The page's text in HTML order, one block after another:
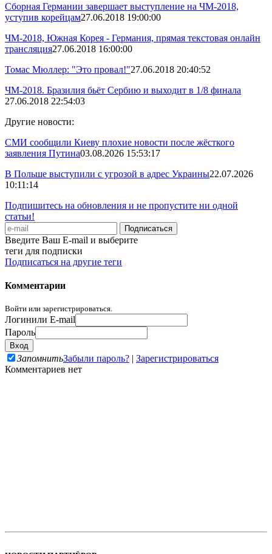
Сборная Германии завершает выступление на ЧМ-2018,
уступив корейцам27.06.2018 19:00:00
ЧМ-2018, Южная Корея - Германия, прямая текстовая онлайн
трансляция27.06.2018 16:00:00
Томас Мюллер: "Это провал!"27.06.2018 20:40:52
ЧМ-2018. Бразилия бьёт Сербию и выходит в 1/8 финала
27.06.2018 22:54:03
Другие новости:
СМИ сообщили Киеву плохие новости после жёсткого
заявления Путина03.08.2026 15:53:17
В Польше выступили с угрозой в адрес Украины22.07.2026
10:11:14
Подпишитесь на обновления и не пропустите ни одной
статьи!
Введите Ваш E-mail и выберите
теги для подписки
Подписаться на другие теги
Комментарии
Войти или зарегистрироваться.
Логинили E-mail
Пароль
ЗапомнитьЗабыли пароль? | Зарегистрироваться
Комментариев нет